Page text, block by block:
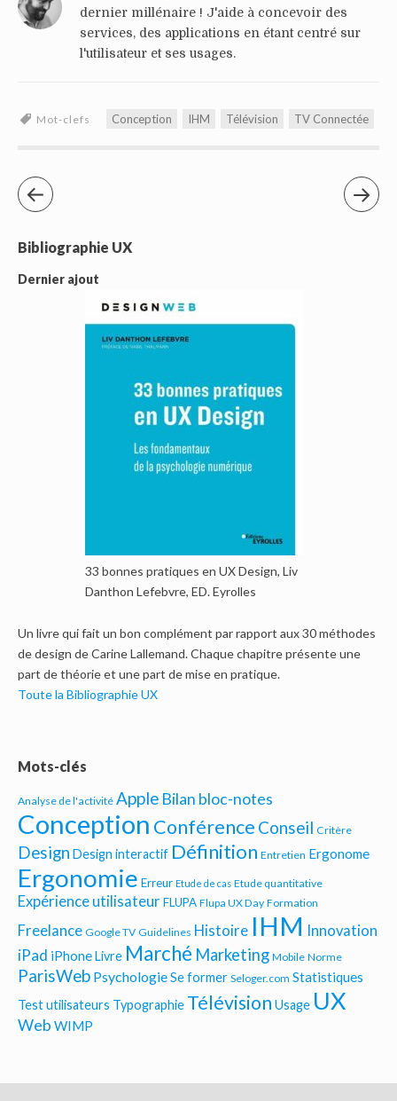
dernier millénaire ! J'aide à concevoir des
services, des applications en étant centré sur
l'utilisateur et ses usages.
Mot-clefs Conception IHM Télévision TV Connectée
Bibliographie UX
Dernier ajout
33 bonnes pratiques en UX Design, Liv
Danthon Lefebvre, ED. Eyrolles
Un livre qui fait un bon complément par rapport aux 30 méthodes
de design de Carine Lallemand. Chaque chapitre présente une
part de théorie et une part de mise en pratique.
Toute la Bibliographie UX
Mots-clés
Analyse de l'activité Apple Bilan bloc-notes
Conception Conférence Conseil Critère
Design Design interactif Définition Entretien Ergonome
Ergonomie Erreur Etude de cas Etude quantitative
Expérience utilisateur FLUPA Flupa UX Day Formation
Freelance Google TV Guidelines Histoire IHM Innovation
iPad iPhoneLivre Marché Marketing Mobile Norme
ParisWeb PsychologieSe former Seloger.com Statistiques
Test utilisateurs Typographie Télévision Usage UX
Web WIMP